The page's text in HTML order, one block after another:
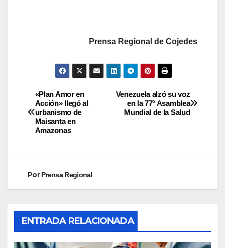
Prensa Regional de Cojedes
Venezuela alzó su voz
en la 77° Asamblea
Mundial de la Salud
«Plan Amor en
Acción» llegó al
urbanismo de
Maisanta en
Amazonas
PorPrensa Regional
ENTRADA RELACIONADA